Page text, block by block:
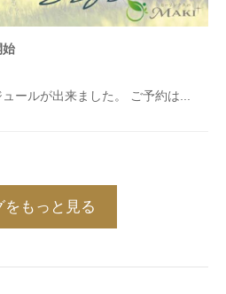
始
ールが出来ました。 ご予約は...
をもっと見る